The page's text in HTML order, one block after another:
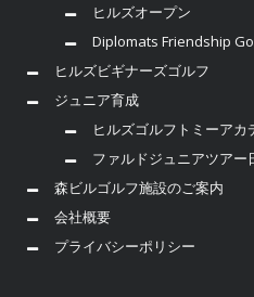
ヒルズオープン
Diplomats Friendship
ヒルズビギナーズゴルフ
ジュニア育成
ヒルズゴルフトミーアカ
ファルドジュニアツアー
森ビルゴルフ施設のご案内
会社概要
プライバシーポリシー